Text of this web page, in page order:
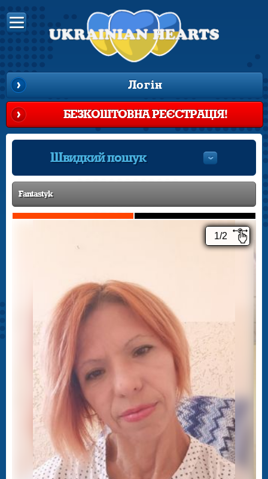
Логін
БЕЗКОШТОВНА РЕЄСТРАЦІЯ!
Швидкий пошук
Fantastyk
1/2